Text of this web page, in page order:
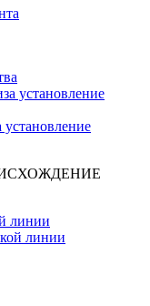
установление
установление
линии
линии